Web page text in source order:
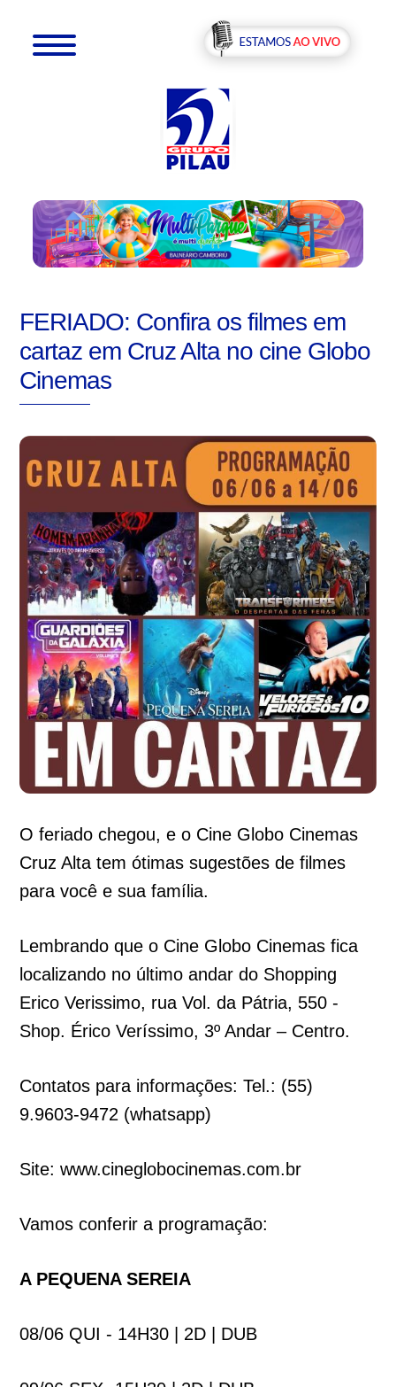
FERIADO: Confira os filmes em
cartaz em Cruz Alta no cine Globo
Cinemas
O feriado chegou, e o Cine Globo Cinemas
Cruz Alta tem ótimas sugestões de filmes
para você e sua família.
Lembrando que o Cine Globo Cinemas fica
localizando no último andar do Shopping
Erico Verissimo, rua Vol. da Pátria, 550 -
Shop. Érico Veríssimo, 3º Andar – Centro.
Contatos para informações: Tel.: (55)
9.9603-9472 (whatsapp)
Site: www.cineglobocinemas.com.br
Vamos conferir a programação:
A PEQUENA SEREIA
08/06 QUI - 14H30 | 2D | DUB